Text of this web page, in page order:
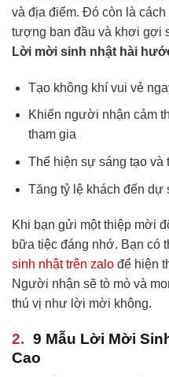
và địa điểm. Đó còn là
tượng ban đầu và khơi gợi
Lời mời sinh nhật hài
Tạo không khí vui vẻ
Khiến người nhận cảm
tham gia
Thể hiện sự sáng tạo và
Tăng tỷ lệ khách đến
Khi bạn gửi một thiệp mời
bữa tiệc đáng nhớ. Bạn có
sinh nhật trên zalo để hiện
Người nhận sẽ tò mò và
thú vị như lời mời không.
9 Mẫu Lời Mời
Cao